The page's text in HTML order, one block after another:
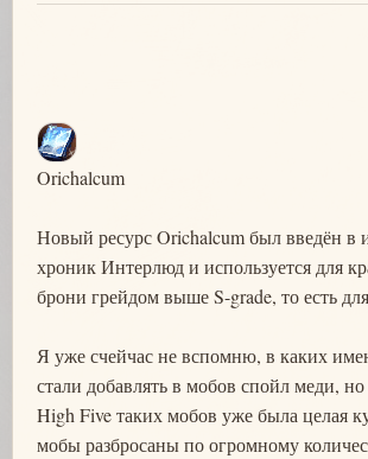
Orichalcum
Новый ресурс Orichalcum был введён в
хроник Интерлюд и используется для
брони грейдом выше S-grade, то есть
Я уже счейчас не вспомню, в каких
стали добавлять в мобов спойл меди,
High Five таких мобов уже была целая
мобы разбросаны по огромному